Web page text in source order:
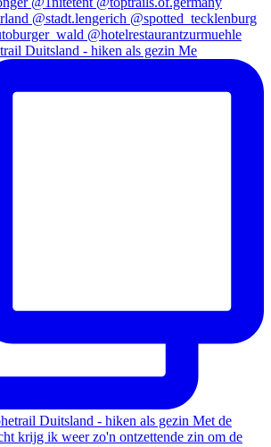
Duitsland - hiken als gezin Me